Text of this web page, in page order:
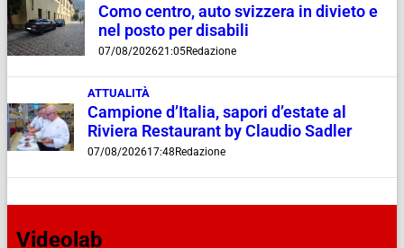
Como centro, auto svizzera in divieto e
nel posto per disabili
07/08/202621:05Redazione
ATTUALITÀ
Campione d’Italia, sapori d’estate al
Riviera Restaurant by Claudio Sadler
07/08/202617:48 Redazione
Videolab